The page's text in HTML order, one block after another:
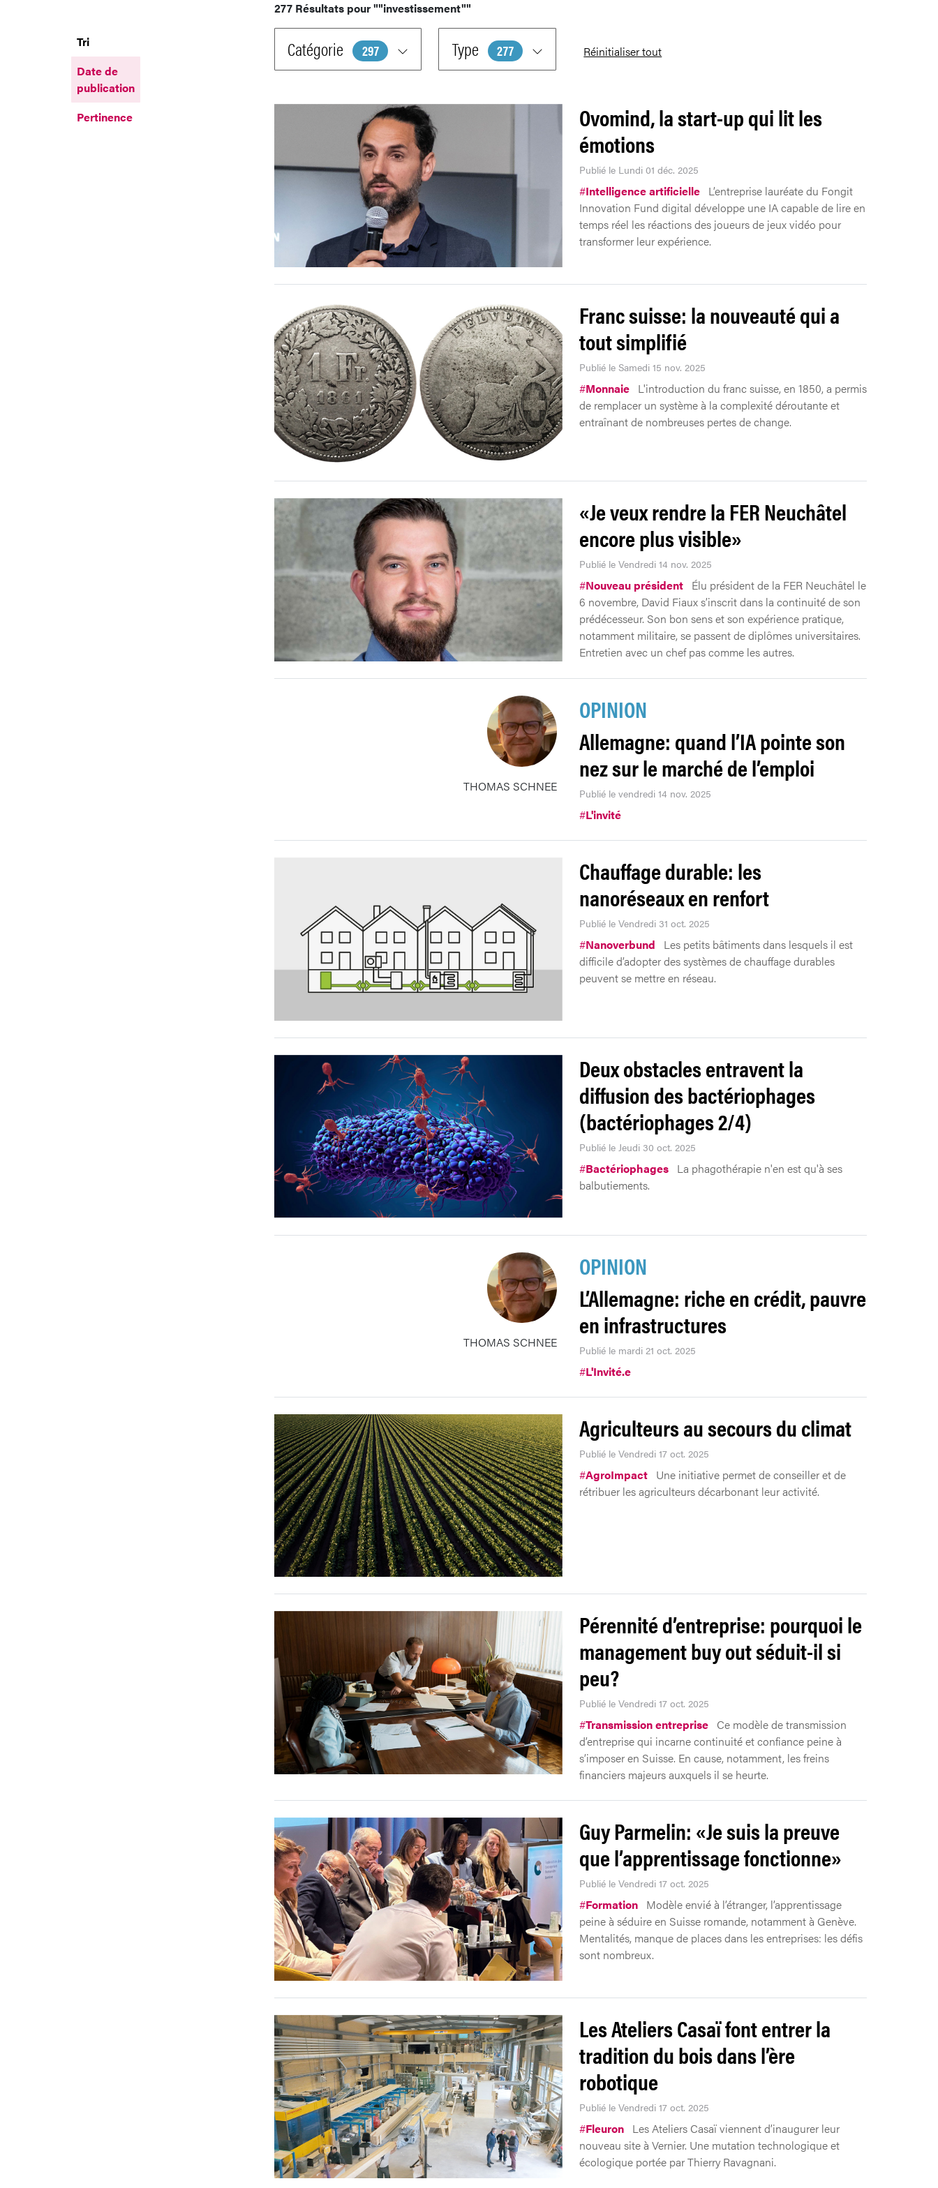
277 Résultats pour""investissement""
Tri
Date de
publication
Pertinence
Catégorie 297 Type 277 Réinitialiser tout
Ovomind, la start-up qui lit les
émotions
Publié le Lundi 01 déc. 2025
#Intelligence artificielle L’entreprise lauréate du Fongit
Innovation Fund digital développe une IA capable de lire en
temps réel les réactions des joueurs de jeux vidéo pour
transformer leur expérience.
Franc suisse: la nouveauté qui a
tout simplifié
Publié le Samedi 15 nov. 2025
#Monnaie L'introduction du franc suisse, en 1850, a permis
de remplacer un système à la complexité déroutante et
entraînant de nombreuses pertes de change.
«Je veux rendre la FER Neuchâtel
encore plus visible»
Publié le Vendredi 14 nov. 2025
#Nouveau président Élu président de la FER Neuchâtel le
6 novembre, David Fiaux s’inscrit dans la continuité de son
prédécesseur. Son bon sens et son expérience pratique,
notamment militaire, se passent de diplômes universitaires.
Entretien avec un chef pas comme les autres.
THOMAS SCHNEE
OPINION
Allemagne: quand l’IA pointe son
nez sur le marché de l’emploi
Publié le vendredi 14 nov. 2025
#L'invité
Chauffage durable: les
nanoréseaux en renfort
Publié le Vendredi 31 oct. 2025
#Nanoverbund
Les petits bâtiments dans lesquels il est
difficile d’adopter des systèmes de chauffage durables
peuvent se mettre en réseau.
Deux obstacles entravent la
diffusion des bactériophages
(bactériophages 2/4)
Publié le Jeudi 30 oct. 2025
#Bactériophages La phagothérapie n'en est qu'à ses
balbutiements.
THOMAS SCHNEE
OPINION
L’Allemagne: riche en crédit, pauvre
en infrastructures
Publié le mardi 21 oct. 2025
#L'Invité.e
Agriculteurs au secours du climat
Publié le Vendredi 17 oct. 2025
#AgroImpact Une initiative permet de conseiller et de
rétribuer les agriculteurs décarbonant leur activité.
Pérennité d’entreprise: pourquoi le
management buy out séduit-il si
peu?
Publié le Vendredi 17 oct. 2025
#Transmission entreprise Ce modèle de transmission
d’entreprise qui incarne continuité et confiance peine à
s’imposer en Suisse. En cause, notamment, les freins
financiers majeurs auxquels il se heurte.
Guy Parmelin: «Je suis la preuve
que l’apprentissage fonctionne»
Publié le Vendredi 17 oct. 2025
#Formation Modèle envié à l’étranger, l’apprentissage
peine à séduire en Suisse romande, notamment à Genève.
Mentalités, manque de places dans les entreprises: les défis
sont nombreux.
Les Ateliers Casaï font entrer la
tradition du bois dans l’ère
robotique
Publié le Vendredi 17 oct. 2025
#Fleuron Les Ateliers Casaï viennent d’inaugurer leur
nouveau site à Vernier. Une mutation technologique et
écologique portée par Thierry Ravagnani.